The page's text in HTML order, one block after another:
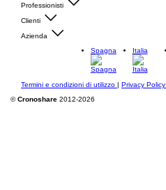
Professionisti
Clienti
Azienda
Spagna
Italia
Termini e condizioni di utilizzo | Privacy Policy
©Cronoshare 2012-2026